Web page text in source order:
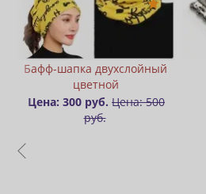
Брелок «Ролик»
Цена: 350 руб.